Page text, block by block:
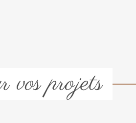
vos projets